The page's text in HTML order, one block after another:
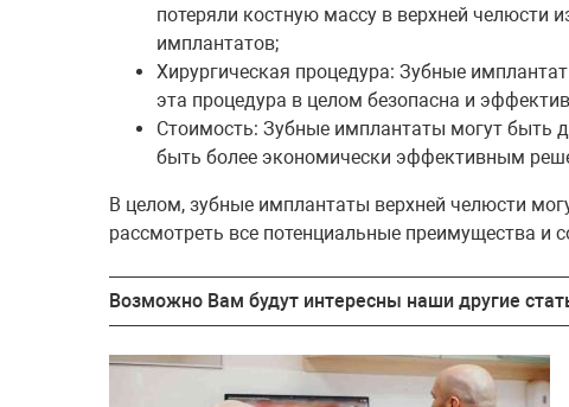
потеряли костную массу в верхней челюсти
имплантатов;
Хирургическая процедура: Зубные
эта процедура в целом безопасна и
Стоимость: Зубные имплантаты могут быть
быть более экономически эффективным
В целом, зубные имплантаты верхней челюсти
рассмотреть все потенциальные преимущества
Возможно Вам будут интересны наши другие